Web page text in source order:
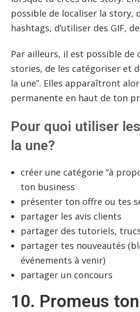
possible de localiser la story,
hashtags, d’utiliser des GIF,
Par ailleurs, il est possible de
stories, de les catégoriser et
la une”. Elles apparaîtront
permanente en haut de ton
Pour quoi utiliser
la une?
créer une catégorie “à
ton business
présenter ton offre ou tes
partager les avis clients
partager des tutoriels,
partager tes nouveautés
événements à venir)
partager un concours
10. Promeus